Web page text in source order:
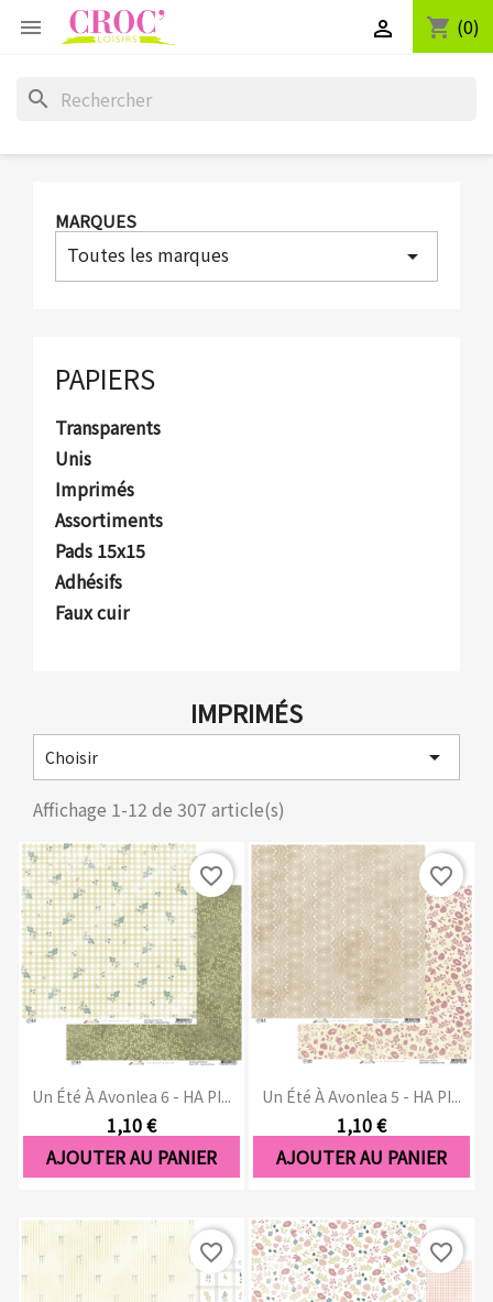
 shopping_cart (0)

search
MARQUES
Toutes les marques arrow_drop_down
PAPIERS
Transparents
Unis
Imprimés
Assortiments
Pads 15x15
Adhésifs
Faux cuir
IMPRIMÉS
Choisir

Affichage 1-12 de 307 article(s)
Un Été À Avonlea 6 - HA PI...
1,10 €
AJOUTER AU PANIER
favorite_border
Un Été À Avonlea 5 - HA PI...
1,10 €
AJOUTER AU PANIER
favorite_border
favorite_border favorite_border